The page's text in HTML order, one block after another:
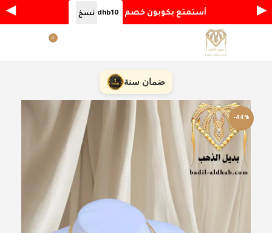
0
ضمان سنة
-44%
◀ أستمتع بكوبون خصم dhb10 نسخ ▶